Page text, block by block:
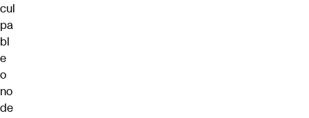
cul
pa
bl
e
o
no
de